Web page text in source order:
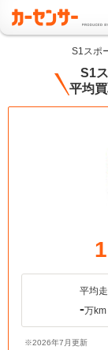
S1スポ
S1
平均
平均
-万km
※2026年7月更新